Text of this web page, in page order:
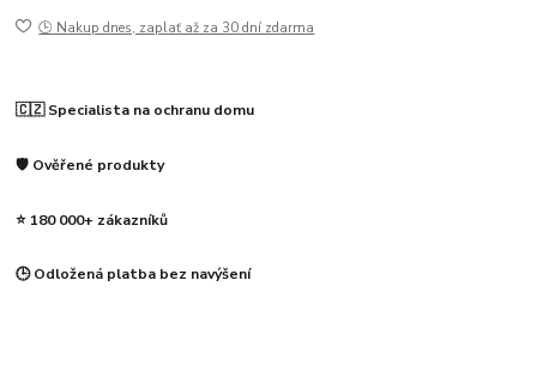
🕒 Nakup dnes, zaplať až za 30 dní zdarma
🇨🇿 Specialista na ochranu domu
🛡️ Ověřené produkty
⭐ 180 000+ zákazníků
🕒 Odložená platba bez navýšení